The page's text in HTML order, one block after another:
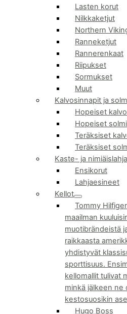
Lasten korut
Nilkkaketjut
Northern
Ranneketjut
Rannerenkaat
Riipukset
Sormukset
Muut
Kalvosinnapit ja
Hopeiset
Hopeiset
Teräksiset
Teräksiset
Kaste- ja
Ensikorut
Lahjaesineet
Kellot
Tommy Hilfiger
maailman
muotibrändeistä
raikkaasta
yhdistyvät
sporttisuus.
kellomallit tulivat
minkä jälkeen ne
kestosuosikin
Hugo Boss